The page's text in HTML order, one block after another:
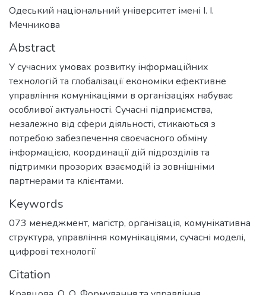
Одеський національний університет імені І. І.
Мечникова
Abstract
У сучасних умовах розвитку інформаційних
технологій та глобалізації економіки ефективне
управління комунікаціями в організаціях набуває
особливої актуальності. Сучасні підприємства,
незалежно від сфери діяльності, стикаються з
потребою забезпечення своєчасного обміну
інформацією, координації дій підрозділів та
підтримки прозорих взаємодій із зовнішніми
партнерами та клієнтами.
Keywords
073 менеджмент, магістр, організація, комунікативна
структура, управління комунікаціями, сучасні моделі,
цифрові технології
Citation